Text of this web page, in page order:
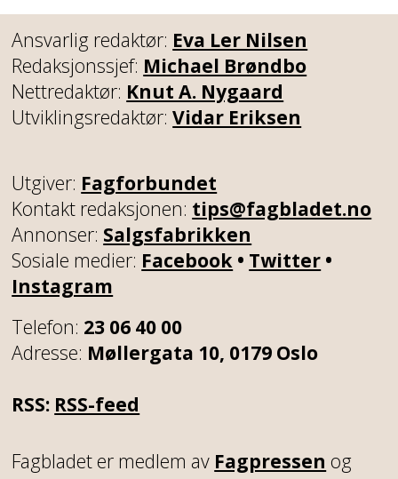
Ansvarlig redaktør: Eva Ler Nilsen
Redaksjonssjef: Michael Brøndbo
Nettredaktør: Knut A. Nygaard
Utviklingsredaktør:Vidar Eriksen
Utgiver: Fagforbundet
Kontakt redaksjonen: tips@fagbladet.no
Annonser: Salgsfabrikken
Sosiale medier: Facebook • Twitter •
Instagram
Telefon: 23 06 40 00
Adresse: Møllergata 10, 0179 Oslo
RSS: RSS-feed
Fagbladet er medlem av Fagpressen og